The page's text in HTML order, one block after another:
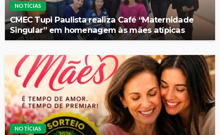
NOTÍCIAS
CMEC Tupi Paulista realiza Café “Maternidade
Singular” em homenagem às mães atípicas
NOTÍCIAS